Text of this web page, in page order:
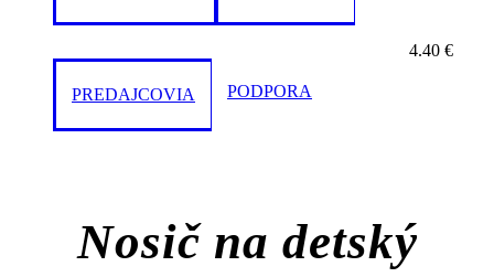
PREDAJCOVIA PODPORA
Nosič na detský
4.40 €